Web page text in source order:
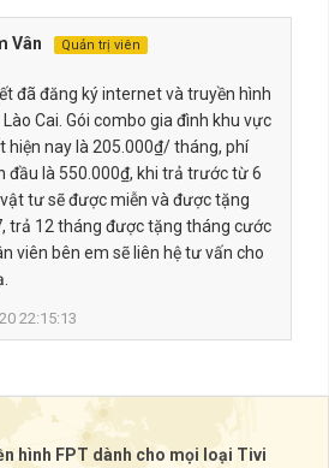
Vân Quản trị viên
đã đăng ký internet và truyền hình
Lào Cai. Gói combo gia đình khu vực
hiện nay là 205.000₫/ tháng, phí
đầu là 550.000₫, khi trả trước từ 6
tư sẽ được miễn và được tặng
trả 12 tháng được tặng tháng cước
viên bên em sẽ liên hệ tư vấn cho
22:15:13
hình FPT dành cho mọi loại Tivi